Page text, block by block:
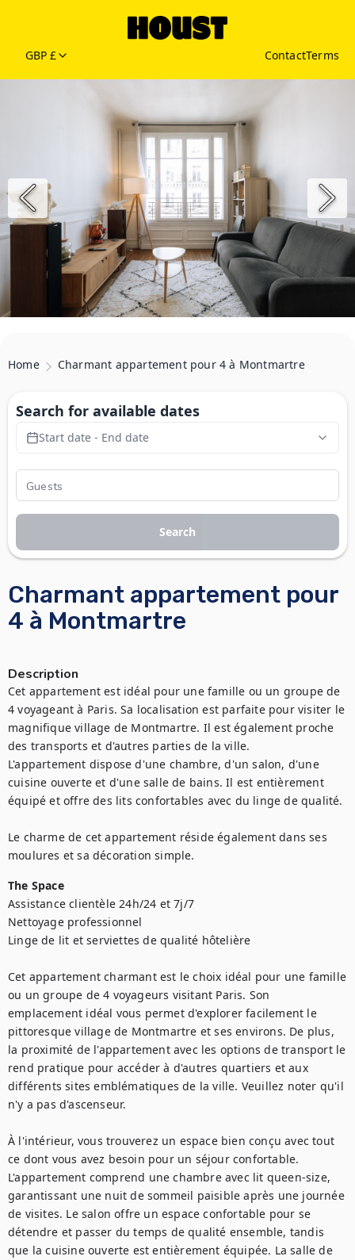
GBP £ ContactTerms
Home Charmant appartement pour 4 à Montmartre
Charmant appartement pour
4 à Montmartre
Description
Cet appartement est idéal pour une famille ou un groupe de
4 voyageant à Paris. Sa localisation est parfaite pour visiter le
magnifique village de Montmartre. Il est également proche
des transports et d'autres parties de la ville.
L'appartement dispose d'une chambre, d'un salon, d'une
cuisine ouverte et d'une salle de bains. Il est entièrement
équipé et offre des lits confortables avec du linge de qualité.
Le charme de cet appartement réside également dans ses
moulures et sa décoration simple.
The Space
Assistance clientèle 24h/24 et 7j/7
Nettoyage professionnel
Linge de lit et serviettes de qualité hôtelière
Cet appartement charmant est le choix idéal pour une famille
ou un groupe de 4 voyageurs visitant Paris. Son
emplacement idéal vous permet d'explorer facilement le
pittoresque village de Montmartre et ses environs. De plus,
la proximité de l'appartement avec les options de transport le
rend pratique pour accéder à d'autres quartiers et aux
différents sites emblématiques de la ville. Veuillez noter qu'il
n'y a pas d'ascenseur.
À l'intérieur, vous trouverez un espace bien conçu avec tout
ce dont vous avez besoin pour un séjour confortable.
L'appartement comprend une chambre avec lit queen-size,
garantissant une nuit de sommeil paisible après une journée
de visites. Le salon offre un espace confortable pour se
détendre et passer du temps de qualité ensemble, tandis
que la cuisine ouverte est entièrement équipée. La salle de
Search for available dates
Start date - End date
Search